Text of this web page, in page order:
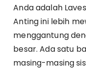
Anda adalah
Anting ini lebih
menggantung
besar. Ada satu
masing-masing